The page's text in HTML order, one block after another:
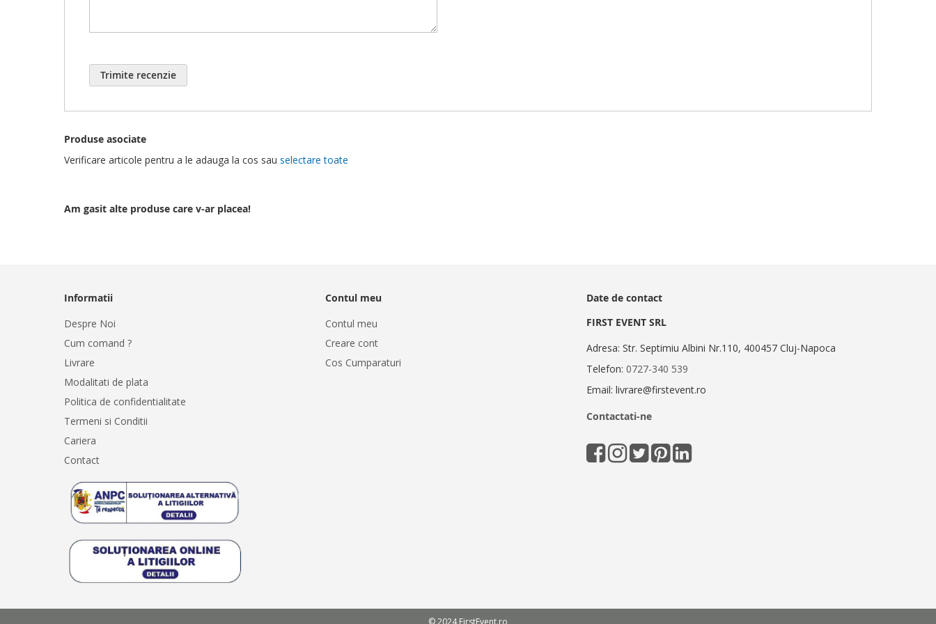
Trimite recenzie
Produse asociate
Verificare articole pentru a le adauga la cos sau selectare toate
Am gasit alte produse care v-ar placea!
Informatii
Despre Noi
Cum comand ?
Livrare
Modalitati de plata
Politica de confidentialitate
Termeni si Conditii
Cariera
Contact
Contul meu
Contul meu
Creare cont
Cos Cumparaturi
Date de contact
FIRST EVENT SRL
Adresa: Str. Septimiu Albini Nr.110, 400457 Cluj-Napoca
Telefon:0727-340 539
Email: livrare@firstevent.ro
Contactati-ne
© 2024 FirstEvent.ro